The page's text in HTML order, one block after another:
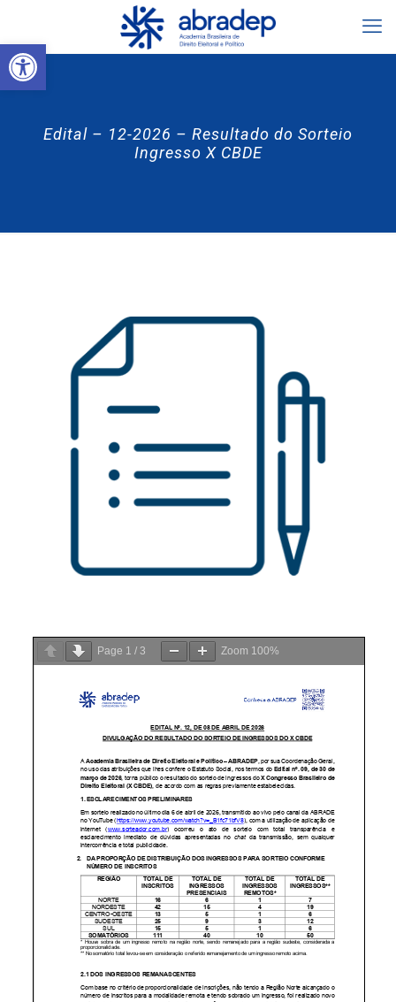
Abrir a barra de ferramentas
Edital – 12-2026 – Resultado do Sorteio
Ingresso X CBDE
Page 1 / 3 Zoom 100%